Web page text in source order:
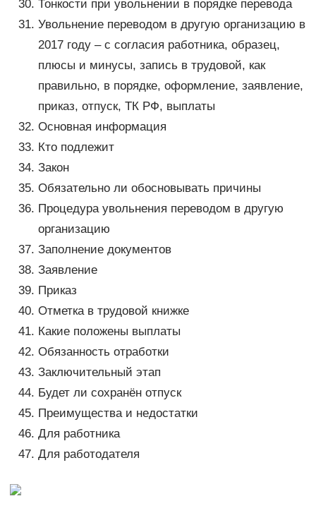
Тонкости при увольнении в порядке перевода
Увольнение переводом в другую организацию в
2017 году – с согласия работника, образец,
плюсы и минусы, запись в трудовой, как
правильно, в порядке, оформление, заявление,
приказ, отпуск, ТК РФ, выплаты
Основная информация
Кто подлежит
Закон
Обязательно ли обосновывать причины
Процедура увольнения переводом в другую
организацию
Заполнение документов
Заявление
Приказ
Отметка в трудовой книжке
Какие положены выплаты
Обязанность отработки
Заключительный этап
Будет ли сохранён отпуск
Преимущества и недостатки
Для работника
Для работодателя